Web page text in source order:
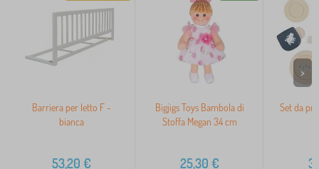
Barriera per letto F -
bianca
53,20 €
Bigjigs Toys Bambola di
Stoffa Megan 34 cm
25,30 €
Set da
>